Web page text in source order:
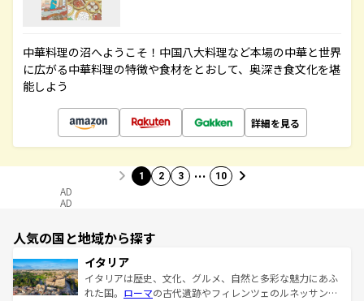
中華料理の沼へようこそ！中国八大料理など本場の中華と世界
に広がる中華料理の特徴や食材をとおして、奥深き食文化を堪
能しよう
詳細を見る
1 2 3 … 10
AD
AD
人気の国と地域から探す
イタリア
イタリアは歴史、文化、グルメ、自然と多彩な魅力にあふ
れた国。 ローマの古代遺跡やフィレンツェのルネッサンス